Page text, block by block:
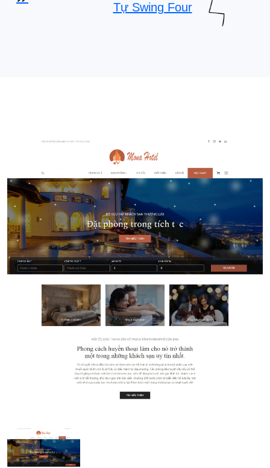
Tự Swing Four